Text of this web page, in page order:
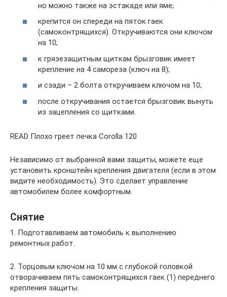
но можно также на эстакаде или яме;
крепится он спереди на пяток гаек
(самоконтрящихся). Откручиваются они ключом
на 10;
к грязезащитным щиткам брызговик имеет
крепление на 4 самореза (ключ на 8);
и сзади – 2 болта откручиваем ключом на 10;
после откручивания остается брызговик вынуть
из зацепления со щитками.
READ Плохо греет печка Corolla 120
Независимо от выбранной вами защиты, можете еще
установить кронштейн крепления двигателя (если в этом
видите необходимость). Это сделает управление
автомобилем более комфортным.
Снятие
1. Подготавливаем автомобиль к выполнению
ремонтных работ.
2. Торцовым ключом на 10 мм с глубокой головкой
отворачиваем пять самоконтрящихся гаек (1) переднего
крепления защиты.